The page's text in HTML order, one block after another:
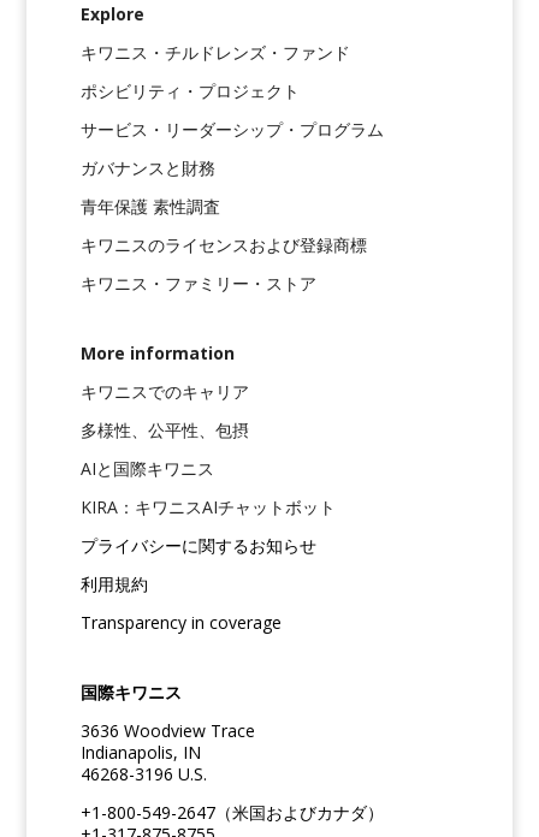
Explore
キワニス・チルドレンズ・ファンド
ポシビリティ・プロジェクト
サービス・リーダーシップ・プログラム
ガバナンスと財務
青年保護 素性調査
キワニスのライセンスおよび登録商標
キワニス・ファミリー・ストア
More information
キワニスでのキャリア
多様性、公平性、包摂
AIと国際キワニス
KIRA：キワニスAIチャットボット
プライバシーに関するお知らせ
利用規約
Transparency in coverage
国際キワニス
3636 Woodview Trace
Indianapolis, IN
46268-3196 U.S.
+1-800-549-2647（米国およびカナダ）